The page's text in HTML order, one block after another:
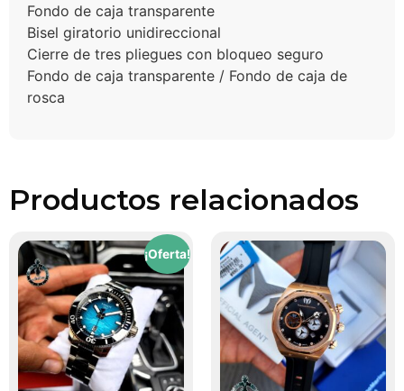
Fondo de caja transparente
Bisel giratorio unidireccional
Cierre de tres pliegues con bloqueo seguro
Fondo de caja transparente / Fondo de caja de
rosca
Productos relacionados
¡Oferta!